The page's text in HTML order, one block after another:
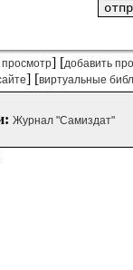
] [добавить
] [виртуальные
Журнал "Самиздат"